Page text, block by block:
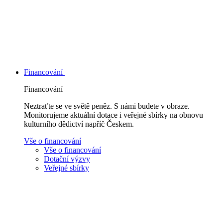
Financování
Financování
Neztraťte se ve světě peněz. S námi budete v obraze.
Monitorujeme aktuální dotace i veřejné sbírky na obnovu
kulturního dědictví napříč Českem.
Vše o financování
Vše o financování
Dotační výzvy
Veřejné sbírky